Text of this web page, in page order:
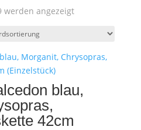
werden angezeigt
blau,
42cm